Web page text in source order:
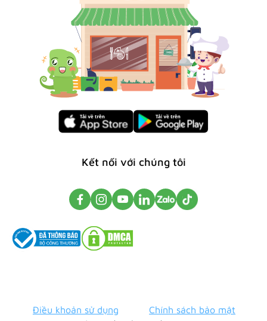
Kết nối với chúng tôi
Điều khoản sử dụng Chính sách bảo mật